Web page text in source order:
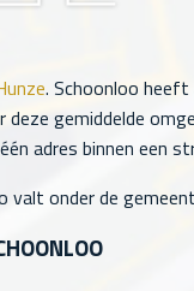
. Schoonloo
deze gemiddelde
adres binnen een
valt onder de